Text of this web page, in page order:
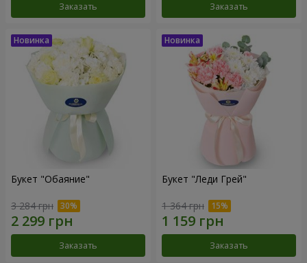
Заказать Заказать
Букет "Обаяние"
3 284 грн
Заказать
Букет "Леди Грей"
1 364 грн
Заказать